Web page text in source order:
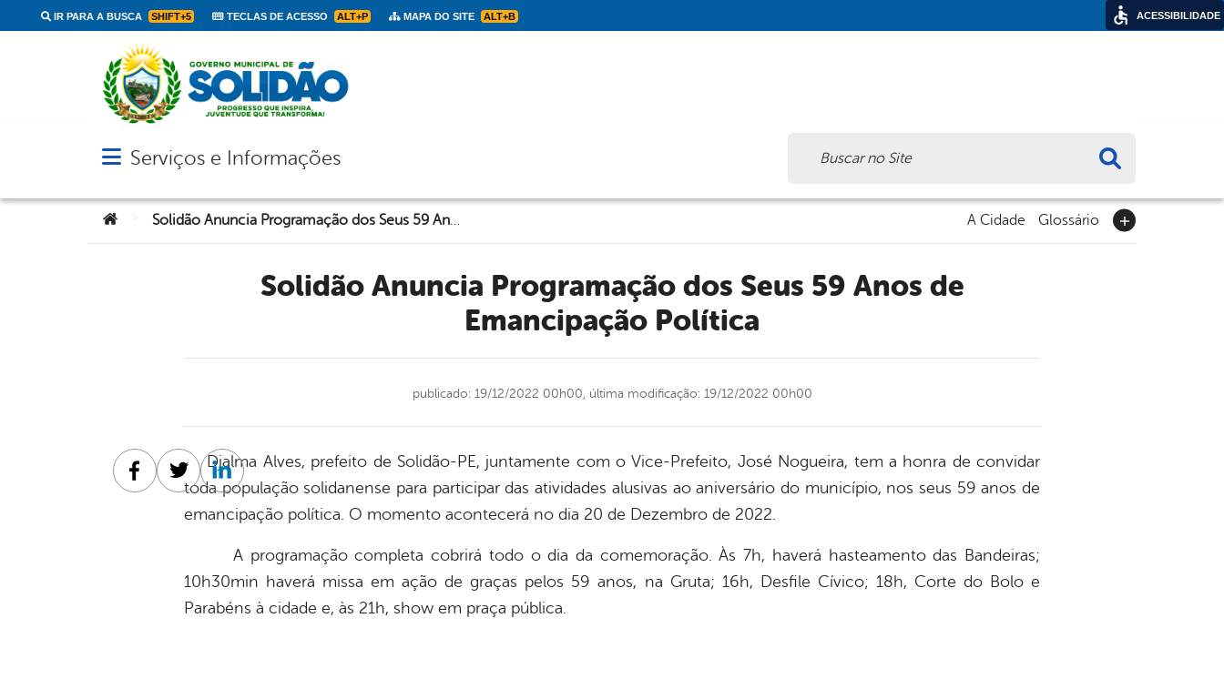
IR PARA A BUSCA SHIFT+5 TECLAS DE ACESSO ALT+P MAPA DO SITE ALT+B
Abrir menu principal de navegação
Serviços e Informações
Você está aqui: Solidão Anuncia Programação dos Seus 59 Anos de Emancipação Política A Cidade Glossário
Solidão Anuncia Programação dos Seus 59 Anos de
Emancipação Política
publicado: 19/12/2022 00h00, última modificação: 19/12/2022 00h00
Djalma Alves, prefeito de Solidão-PE, juntamente com o Vice-Prefeito, José Nogueira, tem a honra de convidar
toda população solidanense para participar das atividades alusivas ao aniversário do município, nos seus 59 anos de
emancipação política. O momento acontecerá no dia 20 de Dezembro de 2022.
A programação completa cobrirá todo o dia da comemoração. Às 7h, haverá hasteamento das Bandeiras;
10h30min haverá missa em ação de graças pelos 59 anos, na Gruta; 16h, Desfile Cívico; 18h, Corte do Bolo e
Parabéns à cidade e, às 21h, show em praça pública.
Facebook
TwitterLinkedin
ACESSIBILIDADE